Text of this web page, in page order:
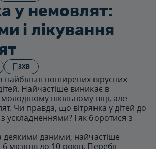
у немовлят:
і лікування
3ХВ
найбільш поширених вірусних
Найчастіше виникає в
шкільному віці, але
Чи правда, що вітрянка у дітей до
ускладненнями? І як боротися з
деякими даними, найчастіше
місяців до 10 років. Перебіг